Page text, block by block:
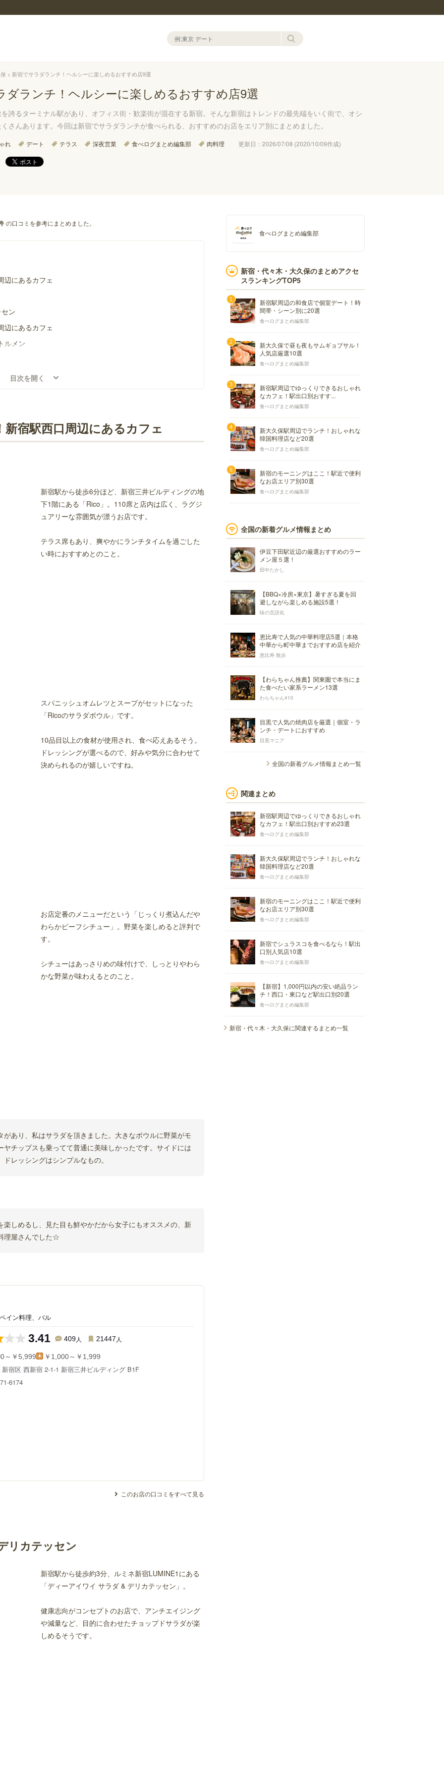
新宿でサラダランチ！ヘルシーに楽しめるおすすめ店9選
ダランチ！ヘルシーに楽しめるおすすめ店9選
誇るターミナル駅があり、オフィス街・歓楽街が混在する新宿。そんな新宿はトレンドの最先端をいく街で、オシ
さんあります。今回は新宿でサラダランチが食べられる、おすすめのお店をエリア別にまとめました。
れ デート テラス 深夜営業 食べログまとめ編集部 肉料理 更新日：2026/07/08 (2020/10/09作成)
の口コミを参考にまとめました。
辺にあるカフェ
ン
辺にあるカフェ
ルメン
目次を開く
宿駅西口周辺にあるカフェ
新宿駅から徒歩6分ほど、新宿三井ビルディングの地
下1階にある「Rico」。110席と店内は広く、ラグジ
ュアリーな雰囲気が漂うお店です。
テラス席もあり、爽やかにランチタイムを過ごした
い時におすすめとのこと。
スパニッシュオムレツとスープがセットになった
「Ricoのサラダボウル」です。
10品目以上の食材が使用され、食べ応えあるそう。
ドレッシングが選べるので、好みや気分に合わせて
決められるのが嬉しいですね。
お店定番のメニューだという「じっくり煮込んだや
わらかビーフシチュー」。野菜を楽しめると評判で
す。
シチューはあっさりめの味付けで、しっとりやわら
かな野菜が味わえるとのこと。
あり、私はサラダを頂きました。大きなボウルに野菜がモ
ヤチップスも乗ってて普通に美味しかったです。サイドには
レッシングはシンプルなもの。
楽しめるし、見た目も鮮やかだから女子にもオススメの、新
理屋さんでした☆
イン料理、バル
3.41 409人 21447 人
～￥5,999 ￥1,000～￥1,999
新宿区 西新宿 2-1-1 新宿三井ビルディング B1F
6174
このお店の口コミをすべて見る
リカテッセン
新宿駅から徒歩約3分、ルミネ新宿LUMINE1にある
「ディーアイワイ サラダ & デリカテッセン」。
健康志向がコンセプトのお店で、アンチエイジング
や減量など、目的に合わせたチョップドサラダが楽
しめるそうです。
食べログまとめ編集部
新宿・代々木・大久保のまとめアクセ
スランキングTOP5
新宿駅周辺の和食店で個室デート！時
間帯・シーン別に20選
食べログまとめ編集部
新大久保で昼も夜もサムギョプサル！
人気店厳選10選
食べログまとめ編集部
新宿駅周辺でゆっくりできるおしゃれ
なカフェ！駅出口別おすす...
食べログまとめ編集部
新大久保駅周辺でランチ！おしゃれな
韓国料理店など20選
食べログまとめ編集部
新宿のモーニングはここ！駅近で便利
なお店エリア別30選
食べログまとめ編集部
全国の新着グルメ情報まとめ
伊豆下田駅近辺の厳選おすすめのラー
メン屋５選！
田中たかし
【BBQ×冷房×東京】暑すぎる夏を回
避しながら楽しめる施設5選！
味の言語化
恵比寿で人気の中華料理店5選｜本格
中華から町中華までおすすめ店を紹介
恵比寿 散歩
【わらちゃん推薦】関東圏で本当にま
た食べたい家系ラーメン13選
わらちゃん410
目黒で人気の焼肉店を厳選｜個室・ラ
ンチ・デートにおすすめ
目黒マニア
全国の新着グルメ情報まとめ一覧
関連まとめ
新宿駅周辺でゆっくりできるおしゃれ
なカフェ！駅出口別おすすめ23選
食べログまとめ編集部
新大久保駅周辺でランチ！おしゃれな
韓国料理店など20選
食べログまとめ編集部
新宿のモーニングはここ！駅近で便利
なお店エリア別30選
食べログまとめ編集部
新宿でシュラスコを食べるなら！駅出
口別人気店10選
食べログまとめ編集部
【新宿】1,000円以内の安い絶品ラン
チ！西口・東口など駅出口別20選
食べログまとめ編集部
新宿・代々木・大久保に関連するまとめ一覧